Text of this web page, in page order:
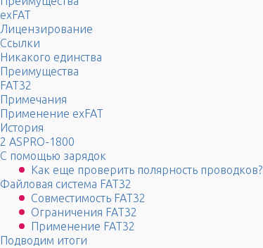
exFAT
Лицензирование
Ссылки
Никакого единства
Преимущества
FAT32
Примечания
Применение exFAT
История
2 ASPRO-1800
С помощью зарядок
Как еще проверить полярность проводков?
Файловая система FAT32
Совместимость FAT32
Ограничения FAT32
Применение FAT32
Подводим итоги